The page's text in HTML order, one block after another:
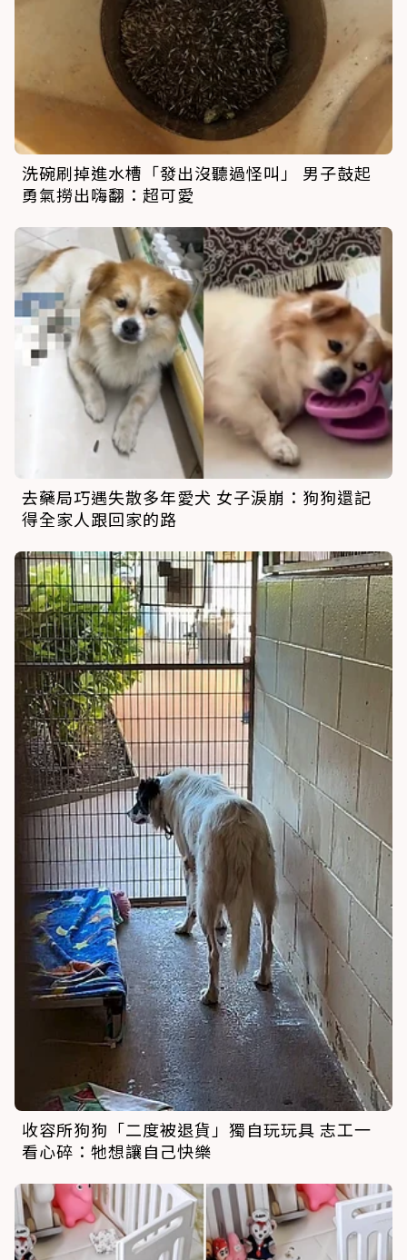
洗碗刷掉進水槽「發出沒聽過怪叫」 男子鼓起
勇氣撈出嗨翻：超可愛
去藥局巧遇失散多年愛犬 女子淚崩：狗狗還記
得全家人跟回家的路
收容所狗狗「二度被退貨」獨自玩玩具 志工一
看心碎：牠想讓自己快樂